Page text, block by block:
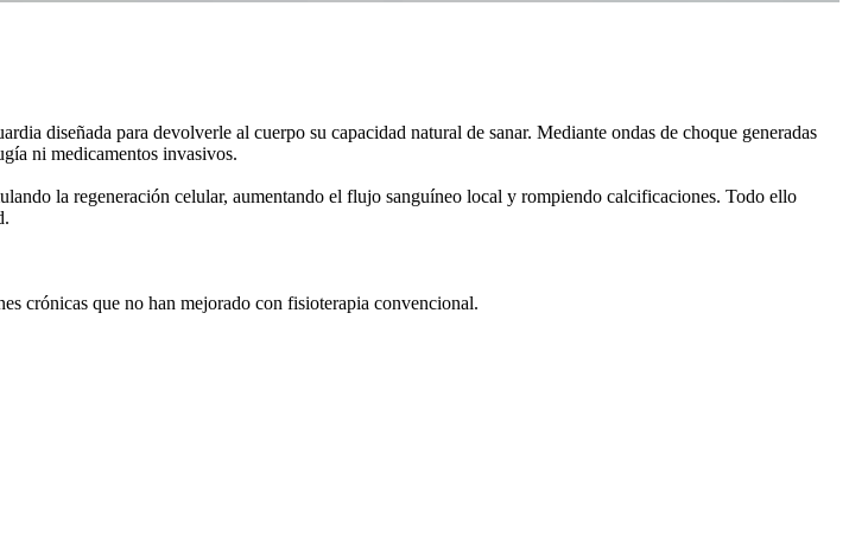
diseñada para devolverle al cuerpo su capacidad natural de sanar. Mediante ondas de choque generadas
ni medicamentos invasivos.
la regeneración celular, aumentando el flujo sanguíneo local y rompiendo calcificaciones. Todo ello
crónicas que no han mejorado con fisioterapia convencional.